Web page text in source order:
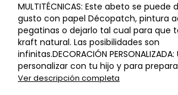
MULTITÉCNICAS: Este abeto se puede
gusto con papel Décopatch, pintura
pegatinas o dejarlo tal cual para que
kraft natural. Las posibilidades son
infinitas.DECORACIÓN
personalizar con tu hijo y para
Ver descripción completa